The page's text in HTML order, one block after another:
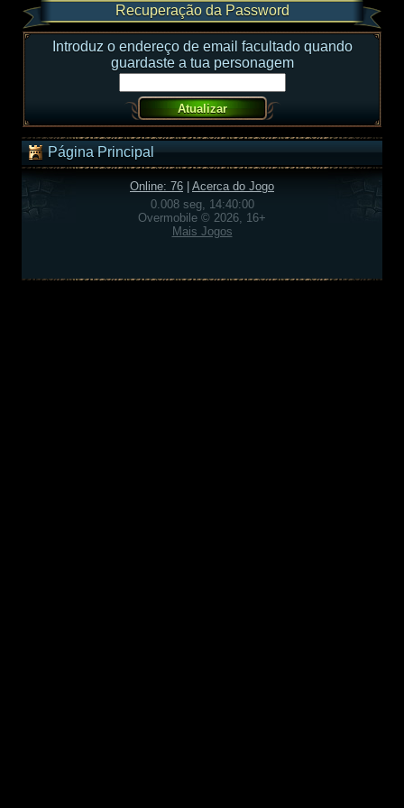
Recuperação da Password
Introduz o endereço de email facultado quando
guardaste a tua personagem
Página Principal
Online: 76
Acerca do Jogo
0.008 seg, 14:40:00
Overmobile © 2026, 16+
Mais Jogos